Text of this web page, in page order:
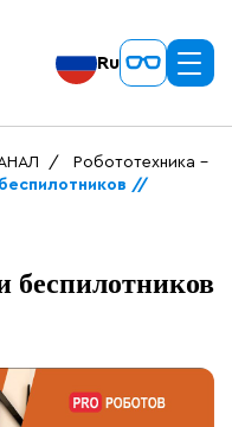
Ru
Робототехника -
//
беспилотников